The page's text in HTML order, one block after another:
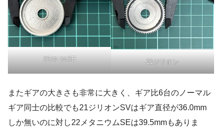
22ﾒﾀﾆｳﾑSE 21ジリオン
またギアの大きさも非常に大きく、ギア比6台のノーマル
ギア同士の比較でも21ジリオンSVはギア直径が36.0mm
しか無いのに対し22メタニウムSEは39.5mmもありま